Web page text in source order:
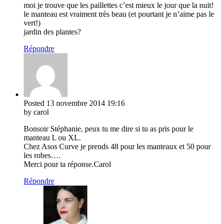
moi je trouve que les paillettes c’est mieux le jour que la nuit!
le manteau est vraiment très beau (et pourtant je n’aime pas le
vert!)
jardin des plantes?
Répondre
Posted 13 novembre 2014 19:16
by carol
Bonsoir Stéphanie, peux tu me dire si tu as pris pour le
manteau L ou XL.
Chez Asos Curve je prends 48 pour les manteaux et 50 pour
les robes….
Merci pour ta réponse.Carol
Répondre